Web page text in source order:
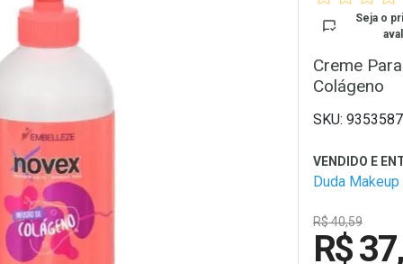
Seja o
Creme
Colágeno
Duda Makeup
R$ 40,59
R$